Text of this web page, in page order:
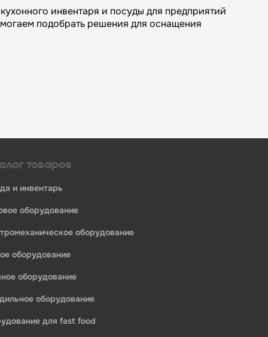
инвентаря и посуды для предприятий
подобрать решения для оснащения
товаров
и инвентарь
оборудование
оборудование
оборудование
оборудование
оборудование
для fast food